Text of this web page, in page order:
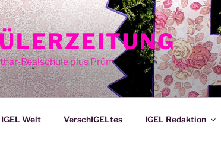
Realschule plus Prüm
IGEL Welt VerschIGELtes IGEL Redaktion